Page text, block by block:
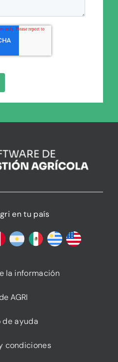
en tu país
la información
AGRI
de ayuda
condiciones